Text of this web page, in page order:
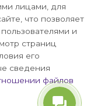
22а, офис 8-28/1
и продвижение
лицами, для
что позволяет
и
страниц
его
сведения
файлов